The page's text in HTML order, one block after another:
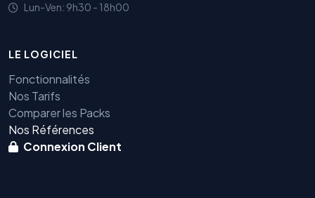
Lun-Ven: 9h30 - 18h00
LE LOGICIEL
Fonctionnalités
Nos Tarifs
Comparer les Packs
Nos Références
Connexion Client